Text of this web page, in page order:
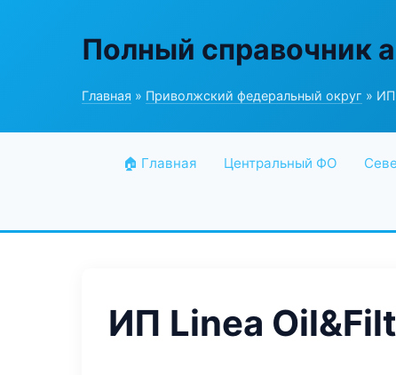
Полный справочник
Главная » Приволжский федеральный округ » ИП
🏠 Главная Центральный ФО
ИП Linea